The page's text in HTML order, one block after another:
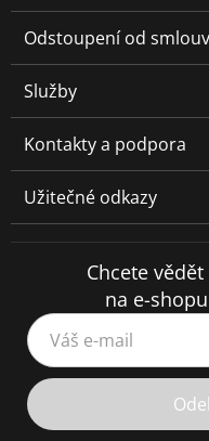
Odstoupení od
Služby
Kontakty a podpora
Užitečné odkazy
Chcete
na e-
Váš e-mail